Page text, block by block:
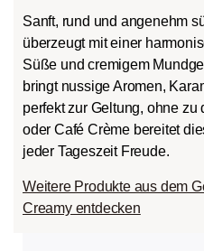
Sanft, rund und angenehm
überzeugt mit einer
Süße und cremigem
bringt nussige Aromen,
perfekt zur Geltung, ohne
oder Café Crème bereitet
jeder Tageszeit Freude.
Weitere Produkte aus dem
Creamy entdecken